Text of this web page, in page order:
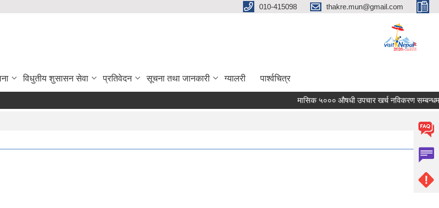
010-415098 thakre.mun@gmail.com
विधुतीय शुसासन सेवा प्रतिवेदन सूचना तथा जानकारी ग्यालरी पार्श्वचित्र
मासिक ५००० औषधी उपचार खर्च नविकरण सम्बन्धमा ।